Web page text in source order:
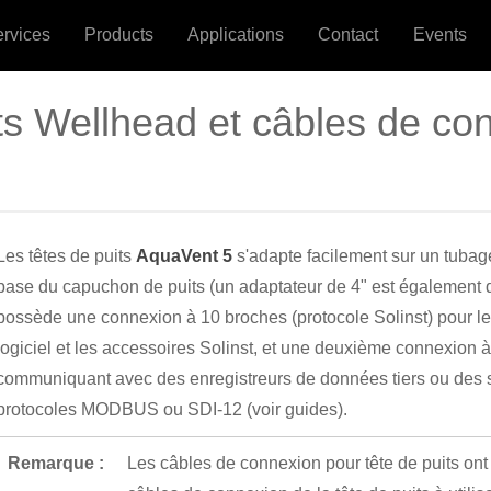
Products Applications Contact Events
Wellhead et câbles de
têtes de puits AquaVent 5 s'adapte facilement sur un
du capuchon de puits (un adaptateur de 4" est également
une connexion à 10 broches (protocole Solinst) pour
et les accessoires Solinst, et une deuxième connexion
avec des enregistreurs de données tiers ou
MODBUS ou SDI-12 (voir guides).
Remarque :
Les câbles de connexion pour tête de puits